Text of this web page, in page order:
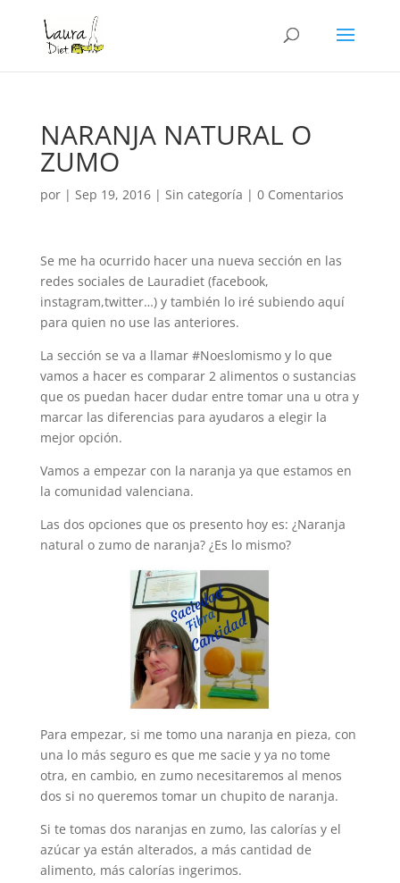
NARANJA NATURAL O
ZUMO
por | Sep 19, 2016| Sin categoría | 0 Comentarios
Se me ha ocurrido hacer una nueva sección en las
redes sociales de Lauradiet (facebook,
instagram,twitter…) y también lo iré subiendo aquí
para quien no use las anteriores.
La sección se va a llamar #Noeslomismo y lo que
vamos a hacer es comparar 2 alimentos o sustancias
que os puedan hacer dudar entre tomar una u otra y
marcar las diferencias para ayudaros a elegir la
mejor opción.
Vamos a empezar con la naranja ya que estamos en
la comunidad valenciana.
Las dos opciones que os presento hoy es: ¿Naranja
natural o zumo de naranja? ¿Es lo mismo?
Para empezar, si me tomo una naranja en pieza, con
una lo más seguro es que me sacie y ya no tome
otra, en cambio, en zumo necesitaremos al menos
dos si no queremos tomar un chupito de naranja.
Si te tomas dos naranjas en zumo, las calorías y el
azúcar ya están alterados, a más cantidad de
alimento, más calorías ingerimos.